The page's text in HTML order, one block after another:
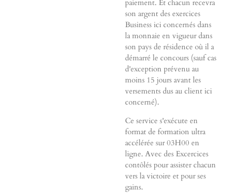
paiement. Et chacun recevra
son argent des exercices
Business ici concernés dans
la monnaie en vigueur dans
son pays de résidence où il a
démarré le concours (sauf cas
d'exception prévenu au
moins 15 jours avant les
versements dus au client ici
concerné).
Ce service s'exécute en
format de formation ultra
accélérée sur 03H00 en
ligne. Avec des Excercices
contôlés pour assister chacun
vers la victoire et pour ses
gains.